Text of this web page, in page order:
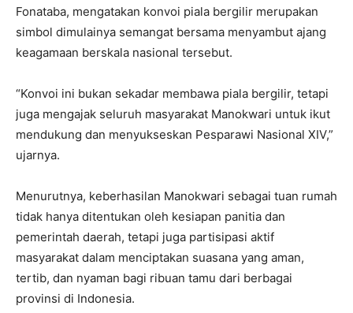
Fonataba, mengatakan konvoi piala bergilir merupakan
simbol dimulainya semangat bersama menyambut ajang
keagamaan berskala nasional tersebut.
“Konvoi ini bukan sekadar membawa piala bergilir, tetapi
juga mengajak seluruh masyarakat Manokwari untuk ikut
mendukung dan menyukseskan Pesparawi Nasional XIV,”
ujarnya.
Menurutnya, keberhasilan Manokwari sebagai tuan rumah
tidak hanya ditentukan oleh kesiapan panitia dan
pemerintah daerah, tetapi juga partisipasi aktif
masyarakat dalam menciptakan suasana yang aman,
tertib, dan nyaman bagi ribuan tamu dari berbagai
provinsi di Indonesia.